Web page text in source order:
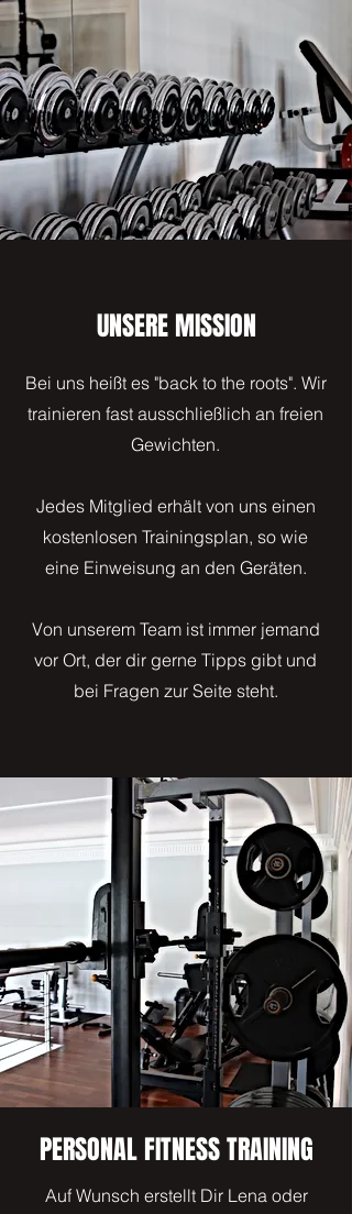
UNSERE MISSION
Bei uns heißt es "back to the roots". Wir
trainieren fast ausschließlich an freien
Gewichten.
Jedes Mitglied erhält von uns einen
kostenlosen Trainingsplan, so wie
eine Einweisung an den Geräten.
Von unserem Team ist immer jemand
vor Ort, der dir gerne Tipps gibt und
bei Fragen zur Seite steht.
PERSONAL FITNESS TRAINING
Auf Wunsch erstellt Dir Lena oder